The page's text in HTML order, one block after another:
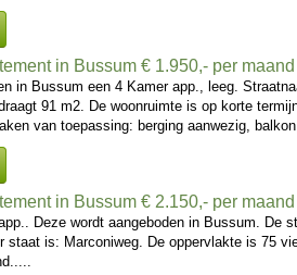
in Bussum € 1.950,- per maand
in Bussum een 4 Kamer app., leeg.
91 m2. De woonruimte is op korte
van toepassing: berging aanwezig,
in Bussum € 2.150,- per maand
Deze wordt aangeboden in Bussum. De
staat is: Marconiweg. De oppervlakte is 75